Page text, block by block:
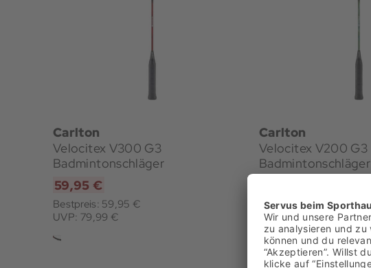
Carlton
Velocitex V300 G3
Badmintonschläger
59,95 €
Bestpreis: 59,95 €
UVP: 79,99 €
Carlton
Velocitex V200 G3
Badmintonschläger
Bestpreis: 39,95 €
UVP: 59,99 €